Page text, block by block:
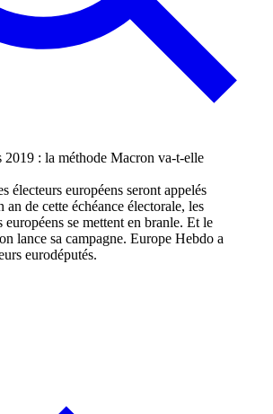
électeurs européens seront appelés
an de cette échéance électorale, les
se mettent en branle. Et le
lance sa campagne. Europe Hebdo a
eurodéputés.